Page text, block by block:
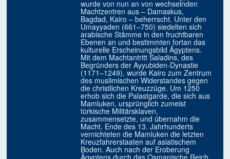
wurde von nun an von wechselnden
Machtzentren aus – Damaskus,
Bagdad, Kairo – beherrscht. Unter den
Umayyaden (661–750) siedelten sich
arabische Stämme in den fruchtbaren
Ebenen an und bestimmten fortan das
kulturelle Erscheinungsbild Ägyptens.
Mit dem Machtantritt Saladins, des
Begründers der Ayyubiden-Dynastie
(1171–1249), wurde Kairo zum Zentrum
des muslimischen Widerstandes gegen
die christlichen Kreuzzüge. Um 1250
erhob sich die Palastgarde, die sich aus
Mamluken, ursprünglich zumeist
türkische Militärsklaven,
zusammensetzte, und übernahm die
Macht. Ende des 13. Jahrhunderts
vernichteten die Mamluken die letzten
Kreuzfahrerstaaten auf asiatischem
Boden. Auch nach der Eroberung